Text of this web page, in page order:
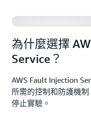
為什麼選擇
Service？
AWS Fault Injection
所需的控制和防護機
停止實驗。